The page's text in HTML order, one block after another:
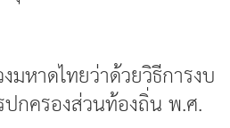
มหาดไทยว่าด้วยวิธีการงบ
กครองส่วนท้องถิ่น พ.ศ.